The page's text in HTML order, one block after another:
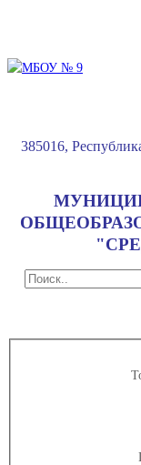
385016,